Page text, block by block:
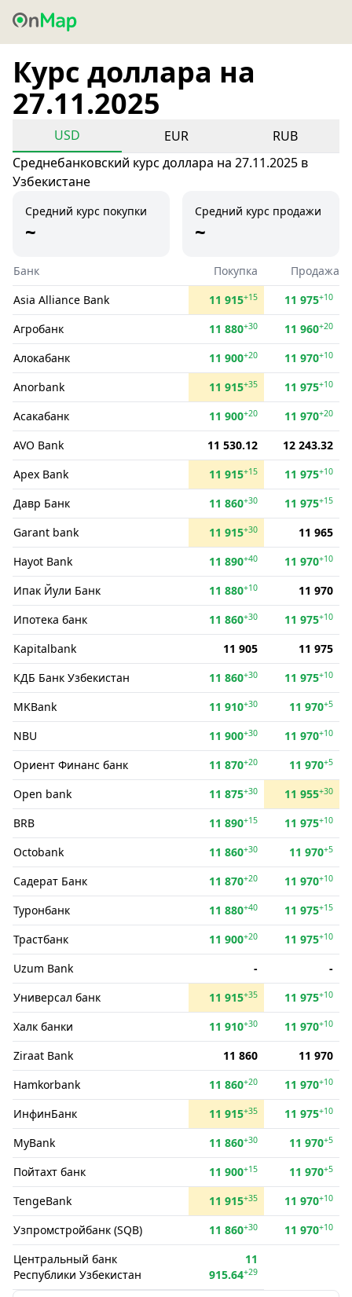
Курс доллара на
27.11.2025
USD EUR
RUB
Среднебанковский курс доллара на 27.11.2025 в
Узбекистане
Средний курс покупки
~
Средний курс продажи
~
Банк Покупка
Продажа
Asia Alliance Bank
11 915+15 11 975+10
Агробанк 11 880+30 11 960+20
Алокабанк 11 900+20 11 970+10
Anorbank 11 915+35 11 975+10
Асакабанк 11 900+20 11 970+20
AVO Bank 11 530.12
12 243.32
Apex Bank
11 915+15 11 975+10
Давр Банк 11 860+30 11 975+15
Garant bank 11 915+30
11 965
Hayot Bank
11 890+40 11 970+10
Ипак Йули Банк 11 880+10
11 970
Ипотека банк
11 860+30 11 975+10
Kapitalbank 11 905
11 975
КДБ Банк Узбекистан
11 860+30 11 975+10
MKBank 11 910+30 11 970+5
NBU 11 900+30 11 970+10
Ориент Финанс банк 11 870+20 11 970+5
Open bank 11 875+30 11 955+30
BRB 11 890+15 11 975+10
Octobank 11 860+30 11 970+5
Садерат Банк 11 870+20 11 970+10
Туронбанк 11 880+40 11 975+15
Трастбанк 11 900+20 11 975+10
Uzum Bank -
-
Универсал банк
11 915+35 11 975+10
Халк банки 11 910+30 11 970+10
Ziraat Bank 11 860
11 970
Hamkorbank
11 860+20 11 970+10
ИнфинБанк 11 915+35 11 975+10
MyBank 11 860+30 11 970+5
Пойтахт банк 11 900+15 11 970+5
TengeBank 11 915+35 11 970+10
Узпромстройбанк (SQB) 11 860+30 11 970+10
Центральный банк
Республики Узбекистан
11
915.64+29